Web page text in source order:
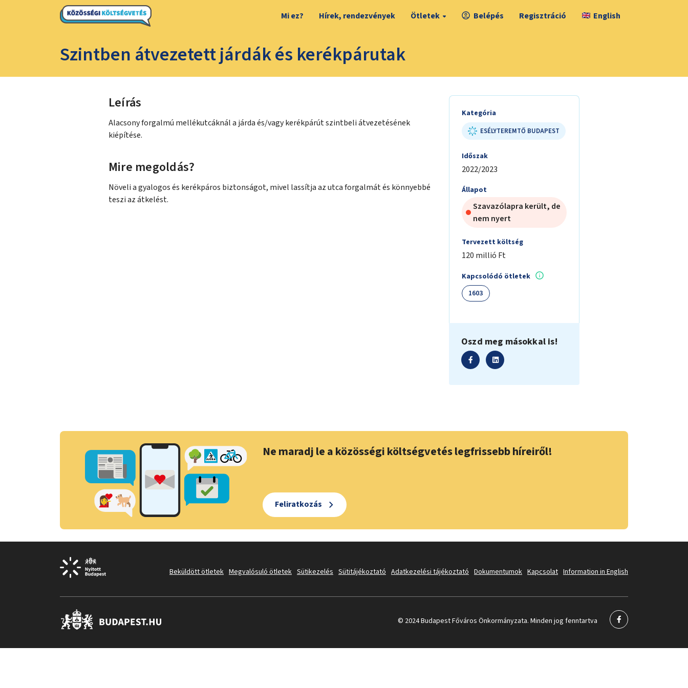
Mi ez? Hírek, rendezvények Ötletek Belépés Regisztráció English
Szintben átvezetett járdák és kerékpárutak
Leírás
Alacsony forgalmú mellékutcáknál a járda és/vagy kerékpárút szintbeli átvezetésének
kiépítése.
Mire megoldás?
Növeli a gyalogos és kerékpáros biztonságot, mivel lassítja az utca forgalmát és könnyebbé
teszi az átkelést.
Kategória
ESÉLYTEREMTŐ BUDAPEST
Időszak
2022/2023
Állapot
Szavazólapra került, de
nem nyert
Tervezett költség
120 millió Ft
Kapcsolódó ötletek
1603
Oszd meg másokkal is!
Ne maradj le a közösségi költségvetés legfrissebb híreiről!
Feliratkozás
Beküldött ötletek Megvalósuló ötletek Sütikezelés Sütitájékoztató Adatkezelési tájékoztató Dokumentumok Kapcsolat Information in English
© 2024 Budapest Főváros Önkormányzata. Minden jog fenntartva